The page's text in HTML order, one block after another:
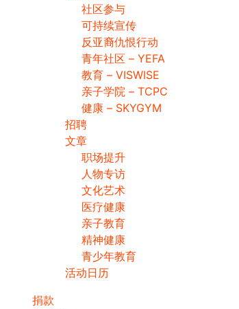
社区参与
可持续宣传
反亚裔仇恨行动
青年社区 – YEFA
教育 – VISWISE
亲子学院 – TCPC
健康 – SKYGYM
招聘
文章
职场提升
人物专访
文化艺术
医疗健康
亲子教育
精神健康
青少年教育
活动日历
捐款